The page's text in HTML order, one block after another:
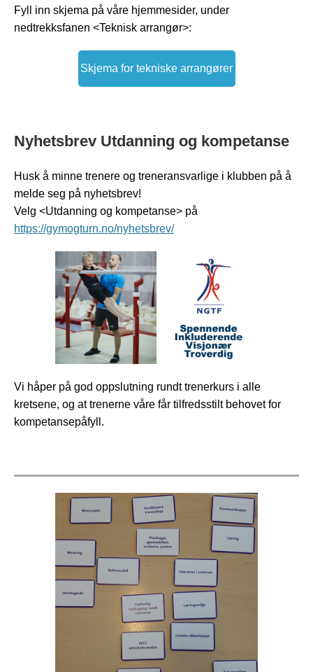
Fyll inn skjema på våre hjemmesider, under
nedtrekksfanen <Teknisk arrangør>:
Skjema for tekniske arrangører
Nyhetsbrev Utdanning og kompetanse
Husk å minne trenere og treneransvarlige i klubben på å
melde seg på nyhetsbrev!
Velg <Utdanning og kompetanse> på
https://gymogturn.no/nyhetsbrev/
Vi håper på god oppslutning rundt trenerkurs i alle
kretsene, og at trenerne våre får tilfredsstilt behovet for
kompetansepåfyll.